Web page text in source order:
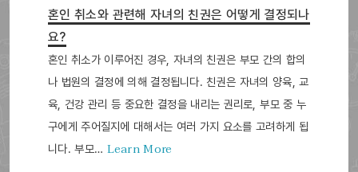
혼인 취소와 관련해 자녀의 친권은 어떻게 결정되나
요?
혼인 취소가 이루어진 경우, 자녀의 친권은 부모 간의 합의
나 법원의 결정에 의해 결정됩니다. 친권은 자녀의 양육, 교
육, 건강 관리 등 중요한 결정을 내리는 권리로, 부모 중 누
구에게 주어질지에 대해서는 여러 가지 요소를 고려하게 됩
니다. 부모… Learn More